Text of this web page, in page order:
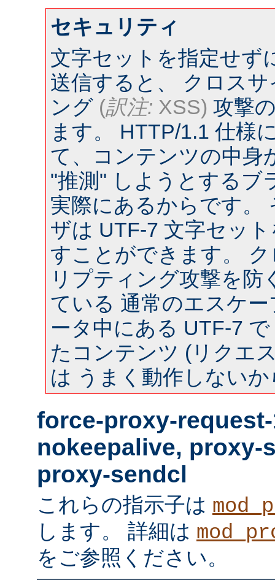
セキュリティ
文字セットを指定せず
送信すると、 クロス
ング (訳注: XSS) 攻撃
ます。 HTTP/1.1 仕様
て、コンテンツの中身
"推測" しようとするブ
実際にあるからです。
ザは UTF-7 文字セッ
すことができます。
リプティング攻撃を防
ている 通常のエスケ
ータ中にある UTF-7
たコンテンツ (リクエ
は うまく動作しない
force-proxy-
nokeepalive, proxy-
proxy-sendcl
これらの指示子は
します。 詳細は
をご参照ください。